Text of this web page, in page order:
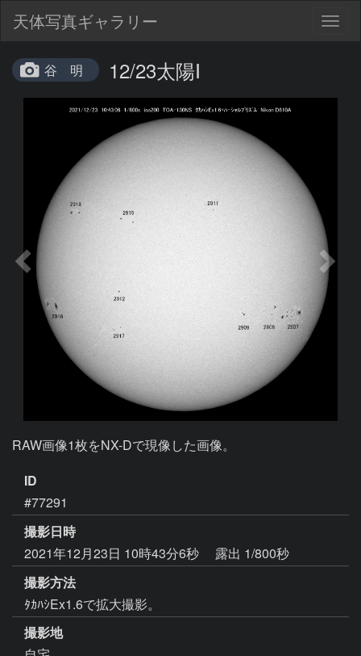
天体写真ギャラリー
谷 明 12/23太陽Ⅰ
RAW画像1枚をNX-Dで現像した画像。
ID
#77291
撮影日時
2021年12月23日 10時43分6秒
露出 1/800秒
撮影方法
ﾀｶﾊｼEx1.6で拡大撮影。
撮影地